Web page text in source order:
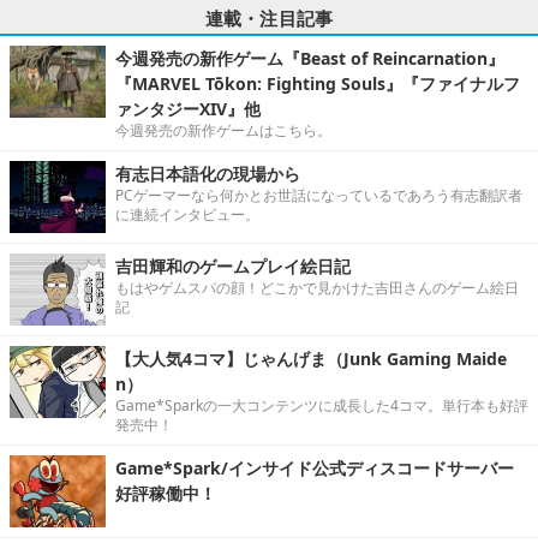
連載・注目記事
今週発売の新作ゲーム『Beast of Reincarnation』
『MARVEL Tōkon: Fighting Souls』『ファイナルフ
ァンタジーXIV』他
今週発売の新作ゲームはこちら。
有志日本語化の現場から
PCゲーマーなら何かとお世話になっているであろう有志翻訳者
に連続インタビュー。
吉田輝和のゲームプレイ絵日記
もはやゲムスパの顔！どこかで見かけた吉田さんのゲーム絵日
記
【大人気4コマ】じゃんげま（Junk Gaming Maide
n）
Game*Sparkの一大コンテンツに成長した4コマ。単行本も好評
発売中！
Game*Spark/インサイド公式ディスコードサーバー
好評稼働中！